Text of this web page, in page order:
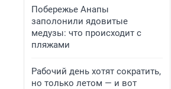
Побережье Анапы
заполонили ядовитые
медузы: что происходит с
пляжами
Рабочий день хотят сократить,
но только летом — и вот